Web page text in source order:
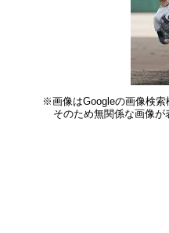
※画像はGoogleの画像検索
そのため無関係な画像が